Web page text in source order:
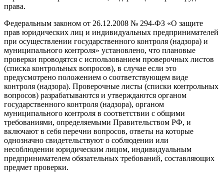
права.
Федеральным законом от 26.12.2008 № 294-ФЗ «О защите
прав юридических лиц и индивидуальных предпринимателей
при осуществлении государственного контроля (надзора) и
муниципального контроля» установлено, что плановые
проверки проводятся с использованием проверочных листов
(списка контрольных вопросов), в случае если это
предусмотрено положением о соответствующем виде
контроля (надзора). Проверочные листы (списки контрольных
вопросов) разрабатываются и утверждаются органом
государственного контроля (надзора), органом
муниципального контроля в соответствии с общими
требованиями, определяемыми Правительством РФ, и
включают в себя перечни вопросов, ответы на которые
однозначно свидетельствуют о соблюдении или
несоблюдении юридическим лицом, индивидуальным
предпринимателем обязательных требований, составляющих
предмет проверки.